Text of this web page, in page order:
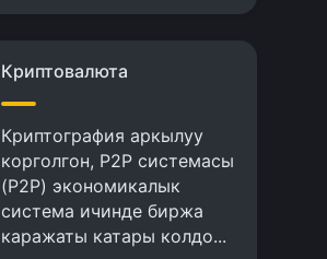
Криптовалюта
Криптография аркылуу
корголгон, P2P системасы
(P2P) экономикалык
система ичинде биржа
каражаты катары колдо...